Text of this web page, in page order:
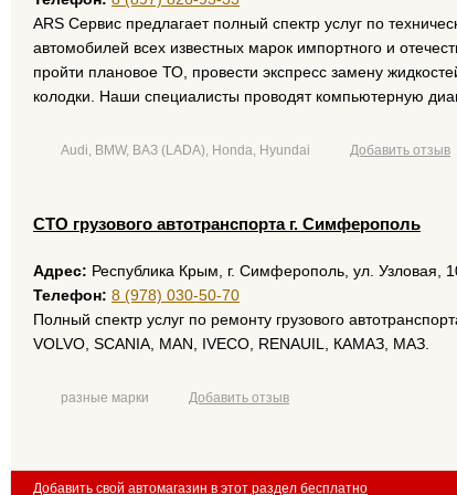
ARS Cервис предлагает полный спектр услуг по
автомобилей всех известных марок импортного и
пройти плановое ТО, провести экспресс замену
колодки. Наши специалисты проводят компьютерную
Audi, BMW, ВАЗ (LADA), Honda, Hyundai Добавить отзыв
СТО грузового автотранспорта г. Симферополь
Адрес: Республика Крым, г. Симферополь, ул. Узловая,
Телефон: 8 (978) 030-50-70
Полный спектр услуг по ремонту грузового
VOLVO, SCANIA, MAN, IVECO, RENAUIL, КАМАЗ, МАЗ.
разные марки Добавить отзыв
Добавить свой автомагазин в этот раздел бесплатно